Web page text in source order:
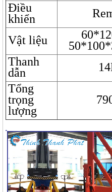
Điều
khiển
Vật liệu
Thanh
dẫn
Tổng
trọng
lượng